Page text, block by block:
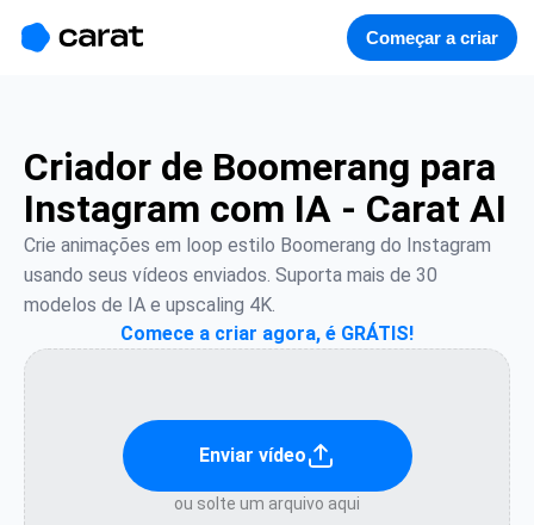
Começar a criar
Criador de Boomerang para
Instagram com IA - Carat AI
Crie animações em loop estilo Boomerang do Instagram
usando seus vídeos enviados. Suporta mais de 30
modelos de IA e upscaling 4K.
Comece a criar agora, é GRÁTIS!
Enviar vídeo
ou solte um arquivo aqui